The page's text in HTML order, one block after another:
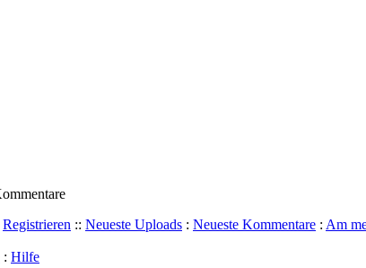
Registrieren :: Neueste Uploads : Neueste Kommentare : Am
: Hilfe